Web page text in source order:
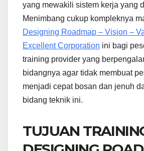
yang mewakili sistem kerja yang
Menimbang cukup kompleknya
Designing Roadmap – Vision –
Excellent Corporation ini bagi
training provider yang
bidangnya agar tidak membuat
menjadi cepat bosan dan jenuh
bidang teknik ini.
TUJUAN